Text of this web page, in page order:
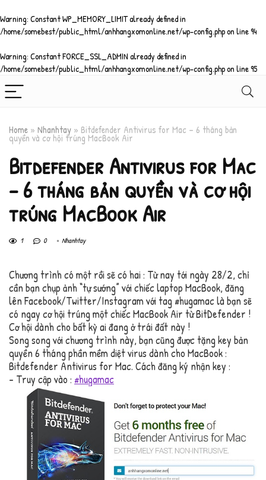
Warning: Constant WP_MEMORY_LIMIT already defined in
/home/somebest/public_html/anhhangxomonline.net/wp-config.phpon line94
Warning: Constant FORCE_SSL_ADMIN already defined in
/home/somebest/public_html/anhhangxomonline.net/wp-config.phpon line95
Home » Nhanhtay » Bitdefender Antivirus for Mac – 6 tháng bản
quyền và cơ hội trúng MacBook Air
Bitdefender Antivirus for Mac
– 6 tháng bản quyền và cơ hội
trúng MacBook Air
1 0 Nhanhtay
Chương trình có một rồi sẽ có hai : Từ nay tới ngày 28/2, chỉ
cần bạn chụp ảnh “tự sướng” với chiếc laptop MacBook, đăng
lên Facebook/Twitter/Instagram với tag #hugamac là bạn sẽ
có ngay cơ hội trúng một chiếc MacBook Air từ BitDefender !
Cơ hội dành cho bất kỳ ai đang ở trái đất này !
Song song với chương trình này, bạn cũng được tặng key bản
quyền 6 tháng phần mềm diệt virus dành cho MacBook :
Bitdefender Antivirus for Mac. Cách đăng ký nhận key :
– Truy cập vào : #hugamac